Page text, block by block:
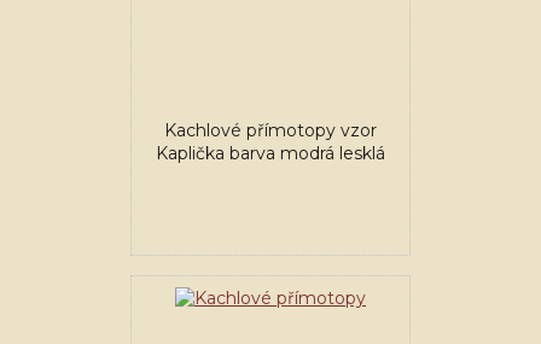
Kachlové přímotopy vzor
Kaplička barva modrá lesklá